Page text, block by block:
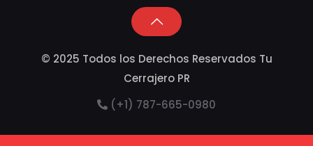
© 2025 Todos los Derechos Reservados Tu
Cerrajero PR
(+1) 787-665-0980